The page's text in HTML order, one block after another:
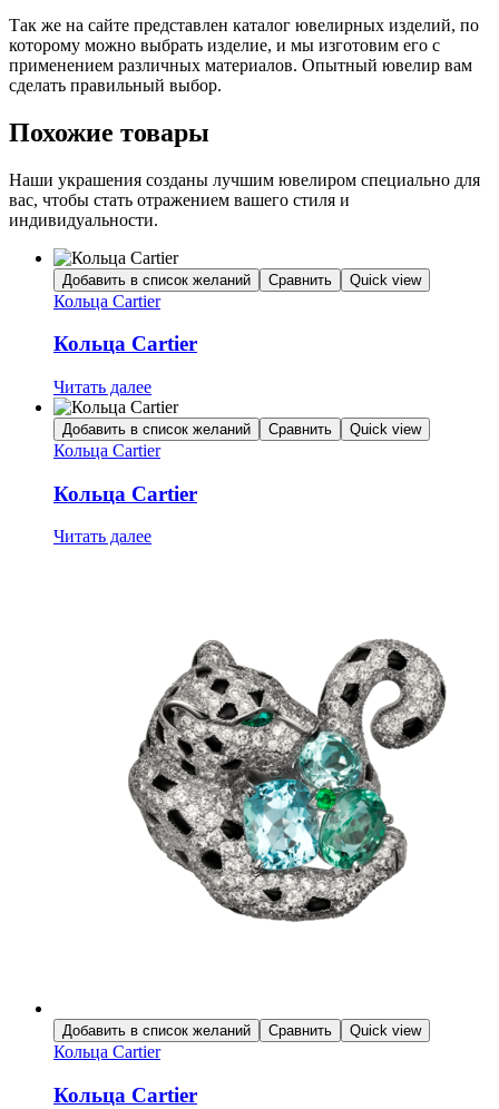
Так же на сайте представлен каталог ювелирных изделий, по
которому можно выбрать изделие, и мы изготовим его с
применением различных материалов. Опытный ювелир вам
сделать правильный выбор.
Похожие товары
Наши украшения созданы лучшим ювелиром специально для
вас, чтобы стать отражением вашего стиля и
индивидуальности.
Добавить в список желаний Сравнить Quick view
Кольца Cartier
Кольца Cartier
Читать далее
Добавить в список желаний Сравнить Quick view
Кольца Cartier
Кольца Cartier
Читать далее
Добавить в список желаний Сравнить Quick view
Кольца Cartier
Кольца Cartier